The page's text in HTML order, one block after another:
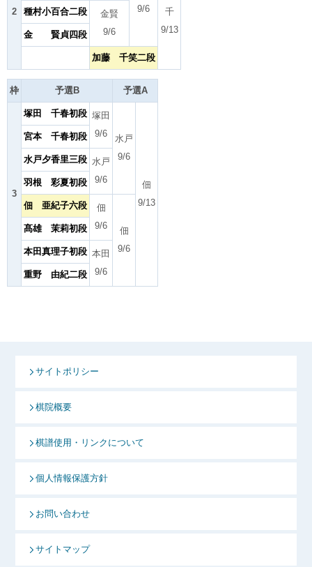
2
9/6
千
9/13
種村小百合二段
金賢
9/6
金 賢貞四段
加藤 千笑二段
枠 予選B 予選A
3
塚田 千春初段 塚田
9/6
水戸
9/6
佃
9/13
宮本 千春初段
水戸夕香里三段 水戸
9/6
羽根 彩夏初段
佃 亜紀子六段
佃
9/6
佃
9/6
髙雄 茉莉初段
本田真理子初段 本田
9/6
重野 由紀二段
サイトポリシー
棋院概要
棋譜使用・リンクについて
個人情報保護方針
お問い合わせ
サイトマップ